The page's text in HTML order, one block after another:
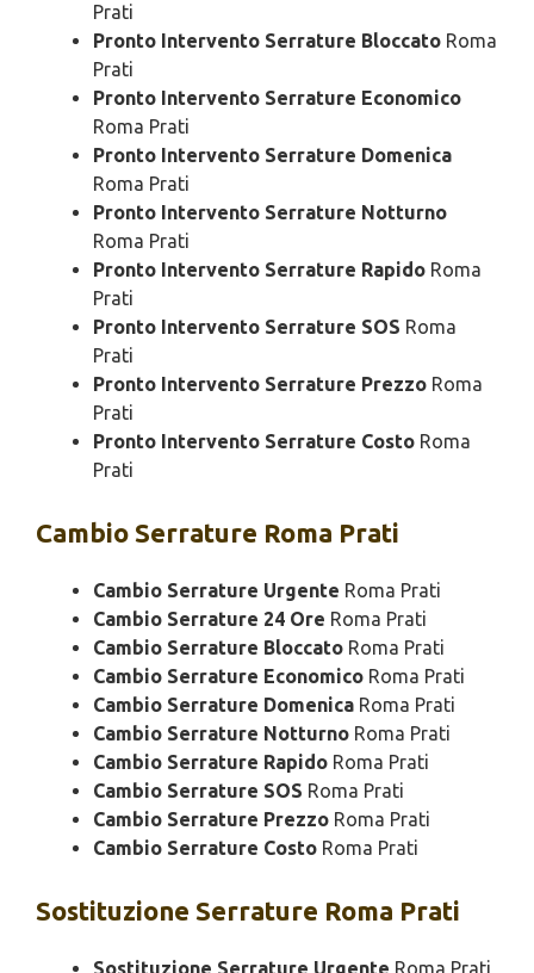
Prati
Pronto Intervento Serrature Bloccato Roma
Prati
Pronto Intervento Serrature Economico
Roma Prati
Pronto Intervento Serrature Domenica
Roma Prati
Pronto Intervento Serrature Notturno
Roma Prati
Pronto Intervento Serrature Rapido Roma
Prati
Pronto Intervento Serrature SOS Roma
Prati
Pronto Intervento Serrature Prezzo Roma
Prati
Pronto Intervento Serrature Costo Roma
Prati
Cambio Serrature Roma Prati
Cambio Serrature Urgente Roma Prati
Cambio Serrature 24 Ore Roma Prati
Cambio Serrature Bloccato Roma Prati
Cambio Serrature Economico Roma Prati
Cambio Serrature Domenica Roma Prati
Cambio Serrature Notturno Roma Prati
Cambio Serrature Rapido Roma Prati
Cambio Serrature SOS Roma Prati
Cambio Serrature Prezzo Roma Prati
Cambio Serrature Costo Roma Prati
Sostituzione Serrature Roma Prati
Sostituzione Serrature Urgente Roma Prati